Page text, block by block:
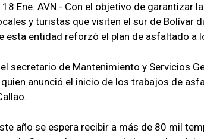
18 Ene. AVN.- Con el objetivo de garantizar
y turistas que visiten el sur de Bolívar
esta entidad reforzó el plan de asfaltado a
secretario de Mantenimiento y Servicios
quien anunció el inicio de los trabajos de
año se espera recibir a más de 80 mil